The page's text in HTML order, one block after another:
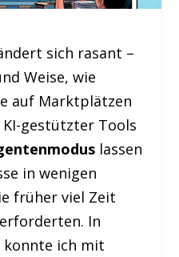
sich rasant –
Weise, wie
auf Marktplätzen
KI-gestützter Tools
lassen
in wenigen
früher viel Zeit
In
konnte ich mit